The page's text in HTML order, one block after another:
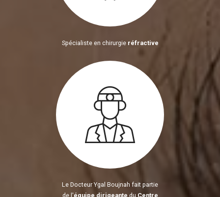
Spécialiste en chirurgie réfractive
Le Docteur Ygal Boujnah fait partie
de l'équipe dirigeante du Centre